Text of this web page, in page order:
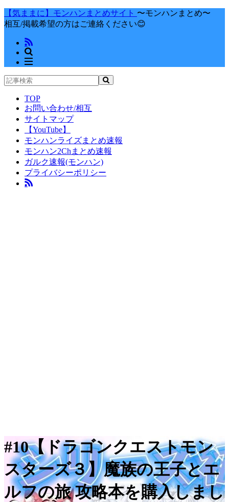
【気ままに】モンハンまとめサイト 〜モンハンまとめ〜
相互/掲載希望の方はご連絡ください😊
TOP
お問い合わせ/相互
サイトマップ
【YouTube】
モンハンライズまとめ速報
モンハン2Chまとめ速報
ガルク速報(モンハン)
プライバシーポリシー
#10【ドラゴンクエストモン
スターズ３】魔族の王子とエ
ルフの旅 攻略本を購入しまし